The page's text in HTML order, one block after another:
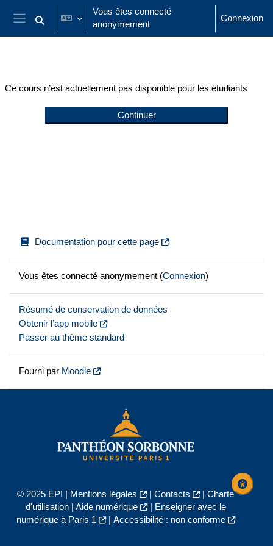
Passer au contenu principal
Panneau latéral
Activer/désactiver la saisie de recherche
Vous êtes connecté
anonymement
Connexion
Ce cours n’est actuellement pas disponible pour les étudiants
Continuer
Documentation pour cette page
Vous êtes connecté anonymement (Connexion)
Résumé de conservation de données
Obtenir l’app mobile
Passer au thème standard
Fourni par Moodle
© 2025 EPI | Mentions légales | Contacts | Charte
d'utilisation| Aide numérique |
Enseigner avec le
numérique à Paris 1
| Accessibilité : non conforme